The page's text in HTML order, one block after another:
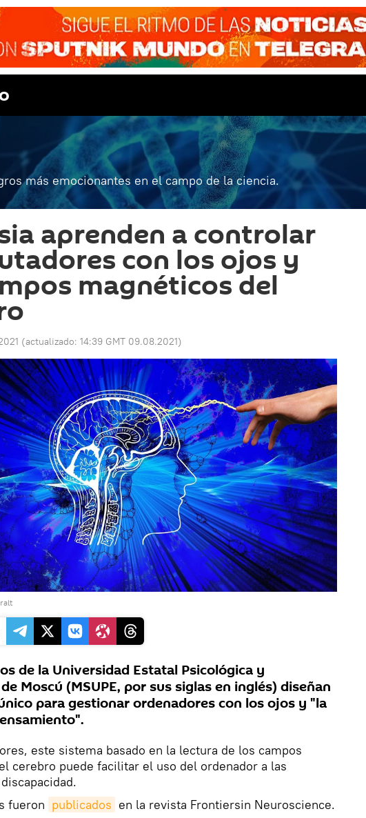
más emocionantes en el campo de la ciencia.
aprenden a controlar
con los ojos y
magnéticos del
(actualizado: 14:39 GMT 09.08.2021)
de la Universidad Estatal Psicológica y
Moscú (MSUPE, por sus siglas en inglés) diseñan
para gestionar ordenadores con los ojos y "la
este sistema basado en la lectura de los campos
cerebro puede facilitar el uso del ordenador a las
fueron publicados en la revista Frontiersin Neuroscience.